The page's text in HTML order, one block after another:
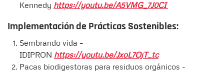
Kennedy https://youtu.be/A5VMG_7J0CI
Implementación de Prácticas Sostenibles:
Sembrando vida –
IDIPRON https://youtu.be/JxoL7OjT_tc
Pacas biodigestoras para residuos orgánicos -